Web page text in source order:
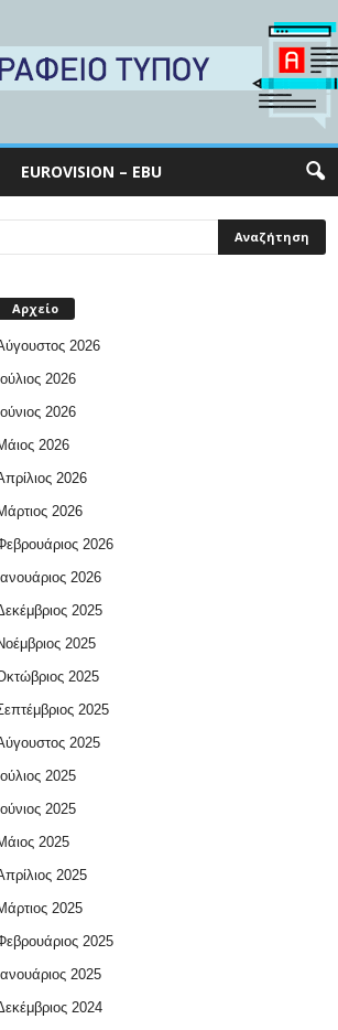
EUROVISION – EBU
Αρχείο
2026
2026
2026
2026
2026
2026
2026
2026
2025
2025
2025
2025
2025
2025
2025
2025
2025
2025
2025
2025
2024